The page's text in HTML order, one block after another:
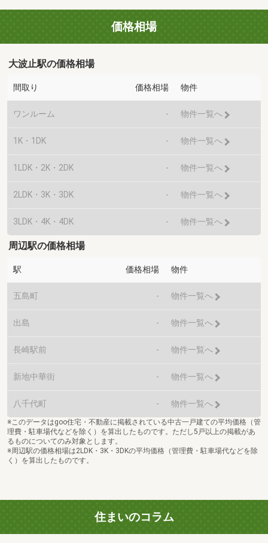
価格相場
大波止駅の価格相場
間取り 価格相場 物件
ワンルーム - 物件一覧へ
1K・1DK - 物件一覧へ
1LDK・2K・2DK - 物件一覧へ
2LDK・3K・3DK - 物件一覧へ
3LDK・4K・4DK - 物件一覧へ
周辺駅の価格相場
駅 価格相場 物件
五島町 - 物件一覧へ
出島 - 物件一覧へ
長崎駅前 - 物件一覧へ
新地中華街 - 物件一覧へ
八千代町 - 物件一覧へ
※このデータはgoo住宅・不動産に掲載されている中古一戸建ての平均価格（管
理費・駐車場代などを除く）を算出したものです。ただし5戸以上の掲載があ
るものについてのみ対象とします。
※周辺駅の価格相場は2LDK・3K・3DKの平均価格（管理費・駐車場代などを除
く）を算出したものです。
住まいのコラム